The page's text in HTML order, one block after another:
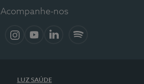
Acompanhe-nos
LUZ SAÚDE